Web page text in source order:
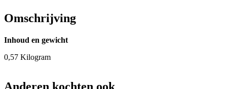
Omschrijving
Inhoud en gewicht
0,57 Kilogram